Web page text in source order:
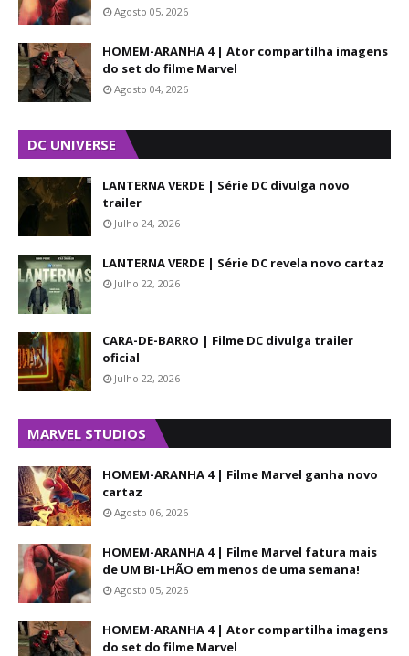
Agosto 05, 2026
HOMEM-ARANHA 4 | Ator compartilha imagens
do set do filme Marvel
Agosto 04, 2026
DC UNIVERSE
LANTERNA VERDE | Série DC divulga novo
trailer
Julho 24, 2026
LANTERNA VERDE | Série DC revela novo cartaz
Julho 22, 2026
CARA-DE-BARRO | Filme DC divulga trailer
oficial
Julho 22, 2026
MARVEL STUDIOS
HOMEM-ARANHA 4 | Filme Marvel ganha novo
cartaz
Agosto 06, 2026
HOMEM-ARANHA 4 | Filme Marvel fatura mais
de UM BI-LHÃO em menos de uma semana!
Agosto 05, 2026
HOMEM-ARANHA 4 | Ator compartilha imagens
do set do filme Marvel